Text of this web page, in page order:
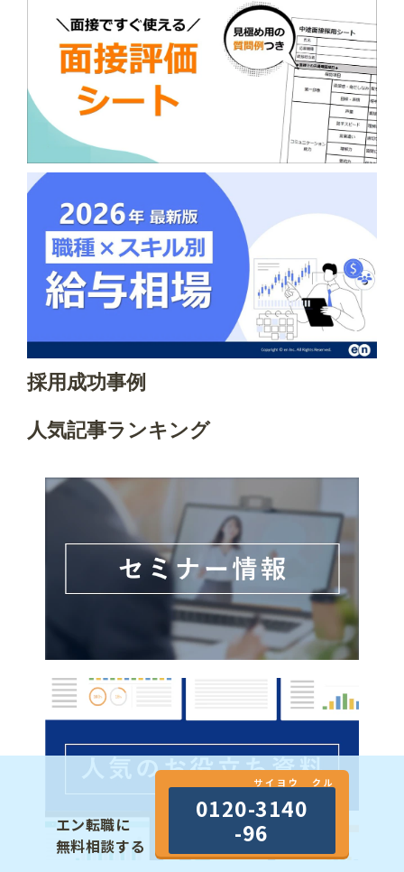
採用成功事例
人気記事ランキング
エン転職に
無料相談する
サイヨウ クル
0120-3140
-96